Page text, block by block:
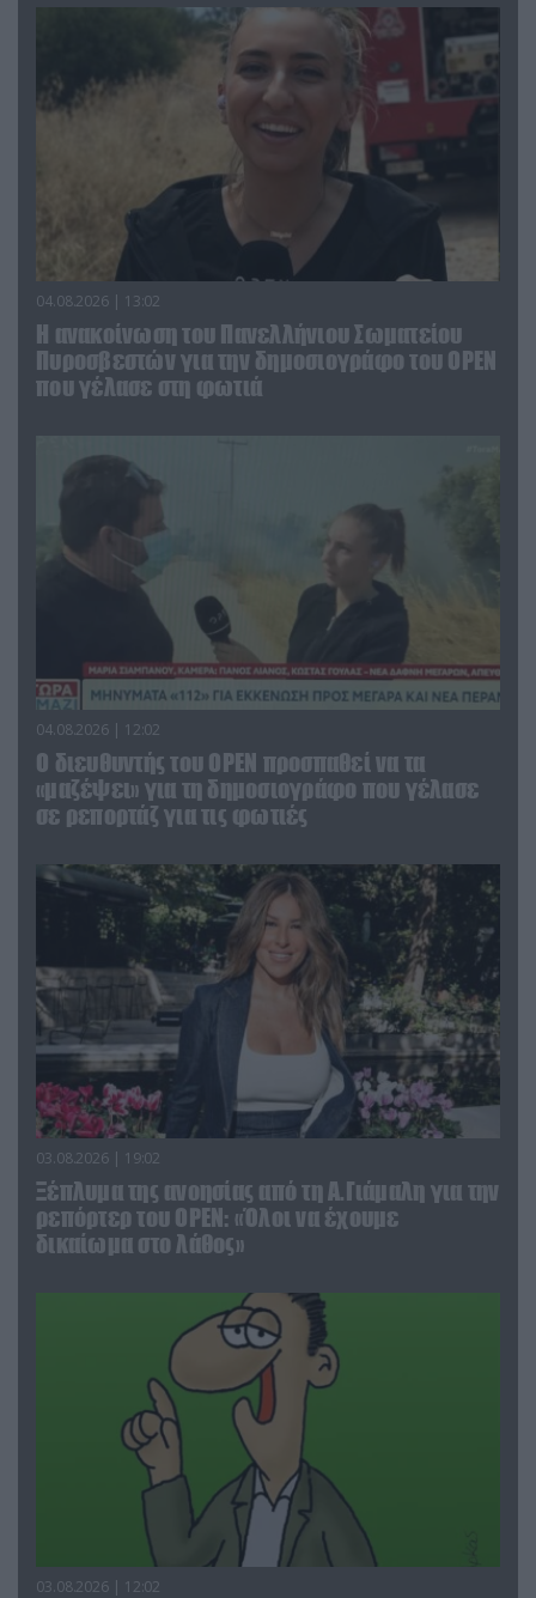
04.08.2026 | 13:02
Η ανακοίνωση του Πανελλήνιου Σωματείου
Πυροσβεστών για την δημοσιογράφο του OPEN
που γέλασε στη φωτιά
04.08.2026 | 12:02
O διευθυντής του OPEN προσπαθεί να τα
«μαζέψει» για τη δημοσιογράφο που γέλασε
σε ρεπορτάζ για τις φωτιές
03.08.2026 | 19:02
Ξέπλυμα της ανοησίας από τη Α.Γιάμαλη για την
ρεπόρτερ του ΟΡΕΝ: «Όλοι να έχουμε
δικαίωμα στο λάθος»
03.08.2026 | 12:02